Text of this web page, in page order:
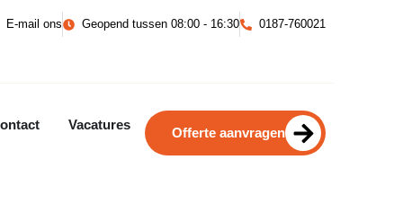
E-mail ons Geopend tussen 08:00 - 16:30 0187-760021
Vacatures
Offerte aanvragen